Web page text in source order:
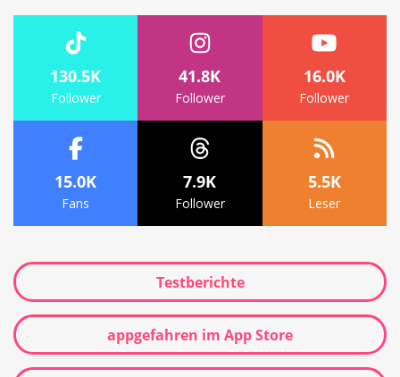
130.5K
Follower
41.8K
Follower
16.0K
Follower
15.0K
Fans
7.9K
Follower
5.5K
Leser
Testberichte
appgefahren im App Store